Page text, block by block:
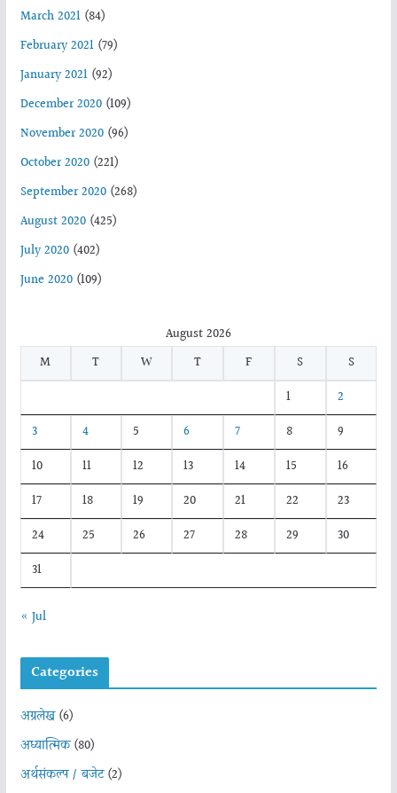
March 2021(84)
February 2021(79)
January 2021(92)
December 2020(109)
November 2020(96)
October 2020(221)
September 2020(268)
August 2020(425)
July 2020(402)
June 2020(109)
August 2026
M
T W T F S
S
1
2
3
4 5 6 7 8
9
10
11 12 13 14 15
16
17
18 19 20 21 22
23
24
25 26 27 28 29
30
31
« Jul
Categories
अग्रलेख(6)
अध्यात्मिक(80)
अर्थसंकल्प / बजेट(2)